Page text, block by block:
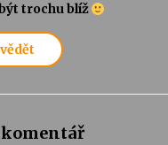
trochu blíž